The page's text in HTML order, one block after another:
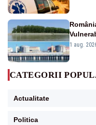
în
1 aug.
CATEGORII
Actualitate
Politica